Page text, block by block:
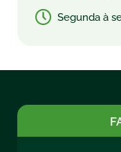
Segunda à